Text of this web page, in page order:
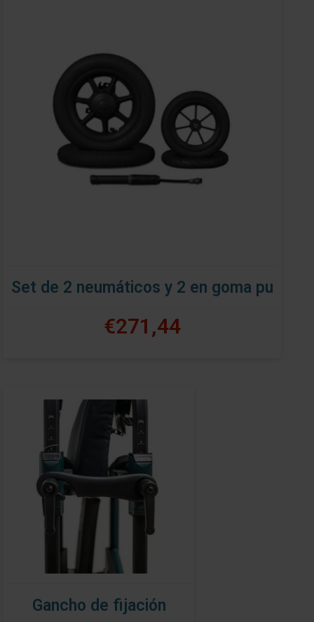
Set de 2 neumáticos y 2 en goma pu
€271,44
Gancho de fijación